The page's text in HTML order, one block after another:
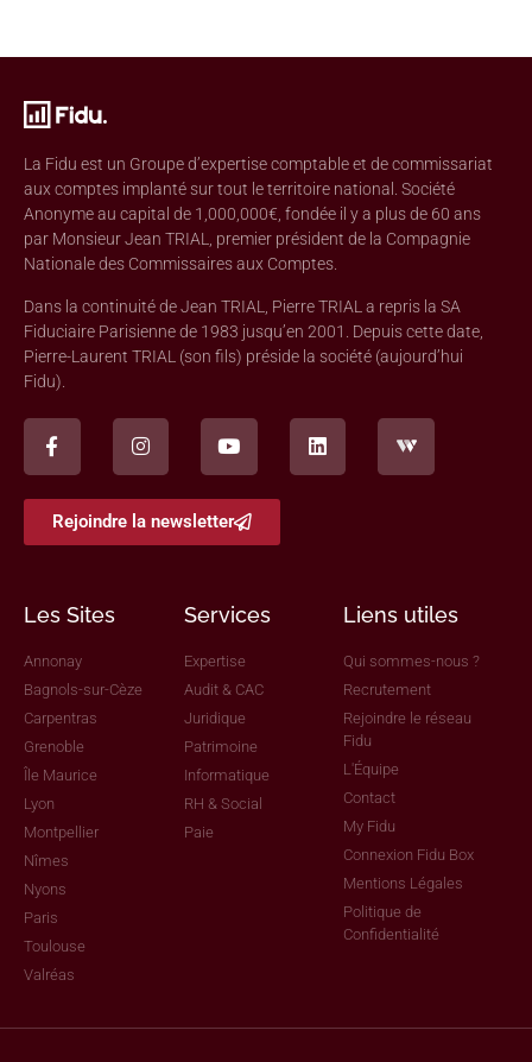
La Fidu est un Groupe d’expertise comptable et de commissariat
aux comptes implanté sur tout le territoire national. Société
Anonyme au capital de 1,000,000€, fondée il y a plus de 60 ans
par Monsieur Jean TRIAL, premier président de la Compagnie
Nationale des Commissaires aux Comptes.
Dans la continuité de Jean TRIAL, Pierre TRIAL a repris la SA
Fiduciaire Parisienne de 1983 jusqu’en 2001. Depuis cette date,
Pierre-Laurent TRIAL (son fils) préside la société (aujourd’hui
Fidu).
Rejoindre la newsletter
Les Sites
Annonay
Bagnols-sur-Cèze
Carpentras
Grenoble
Île Maurice
Lyon
Montpellier
Nîmes
Nyons
Paris
Toulouse
Valréas
Services
Expertise
Audit & CAC
Juridique
Patrimoine
Informatique
RH & Social
Paie
Liens utiles
Qui sommes-nous ?
Recrutement
Rejoindre le réseau
Fidu
L'Équipe
Contact
My Fidu
Connexion Fidu Box
Mentions Légales
Politique de
Confidentialité